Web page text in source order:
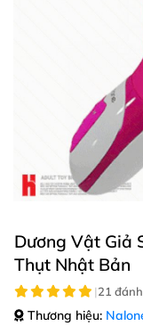
Dương Vật Giả
Thụt Nhật Bản
|21
Thương hiệu: